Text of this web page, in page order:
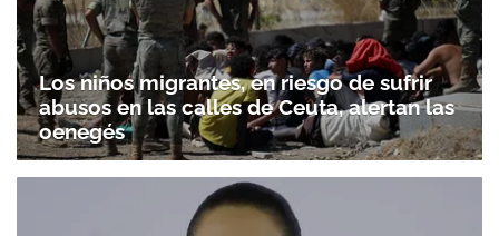
Los niños migrantes, en riesgo de sufrir
abusos en las calles de Ceuta, alertan las
oenegés